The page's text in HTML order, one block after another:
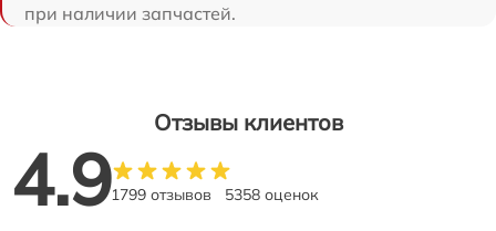
при наличии запчастей.
Отзывы клиентов
4.91799 отзывов 5358 оценок